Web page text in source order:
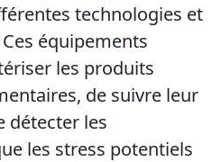
technologies et
équipements
les produits
de suivre leur
détecter les
les stress potentiels